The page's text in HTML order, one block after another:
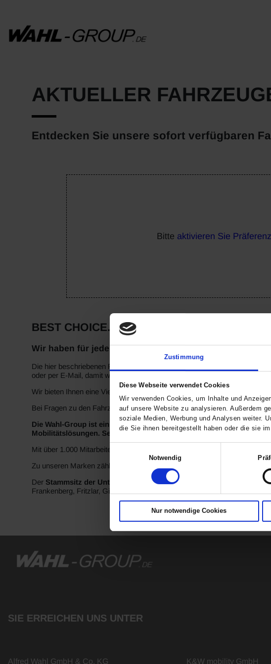
Zustimmung
Diese Webseite verwendet Cookies
Wir verwenden Cookies, um Inhalte und
auf unsere Website zu analysieren. Außerdem
soziale Medien, Werbung und Analysen weiter.
die Sie ihnen bereitgestellt haben oder die sie
Einwilligungsauswahl
Notwendig
Nur notwendige Cookies
AKTUELLER
Entdecken Sie unsere sofort verfügbaren
Bitte aktivieren Sie
BEST CHOICE. BY WAHL.
Wir haben für jeden das passende Fahrzeug!
Die hier beschriebenen Fahrzeuge sind ein Teil unseres aktuellen
oder per E-Mail, damit wir die Probefahrt für Sie vorbereiten können.
Wir bieten Ihnen eine Vielzahl von Filtermöglichkeiten, um Ihnen die
Bei Fragen zu den Fahrzeugen rufen Sie uns bitte an – wir beraten Sie
Die Wahl-Group ist ein echter Vorreiter in Sachen Mobilität! Mit 16
Mobilitätslösungen. Seit mehr als 125 Jahren kennen wir uns
Mit über 1.000 Mitarbeitern gehören wir zu den 20 größten Autohändlern
Zu unseren Marken zählen Alfa Romeo, BMW Motorrad, BMW, Citroën,
Der Stammsitz der Unternehmensgruppe ist in Siegen
, weitere
Frankenberg, Fritzlar, Gießen, Kassel, Koblenz, Köln, Korbach, Limburg,
SIE ERREICHEN UNS UNTER
Alfred Wahl GmbH & Co. KG K&W mobility GmbH